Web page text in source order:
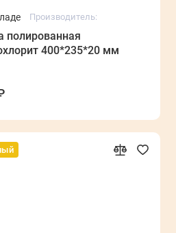
Производитель:
полированная
400*235*20 мм